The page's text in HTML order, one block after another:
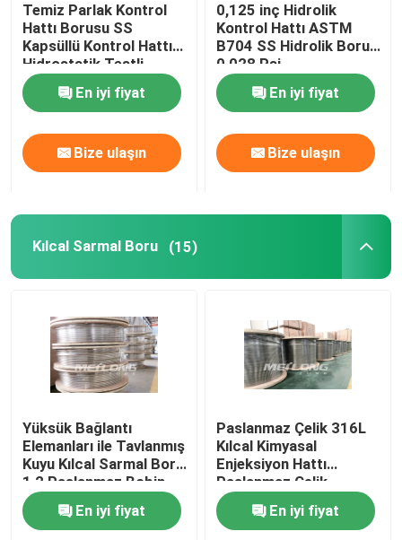
Temiz Parlak Kontrol
Hattı Borusu SS
Kapsüllü Kontrol Hattı
Hidrostatik Testli
En iyi fiyat
Bize ulaşın
0,125 inç Hidrolik
Kontrol Hattı ASTM
B704 SS Hidrolik Boru
0,028 Psi
En iyi fiyat
Bize ulaşın
Kılcal Sarmal Boru (15)
Yüksük Bağlantı
Elemanları ile Tavlanmış
Kuyu Kılcal Sarmal Boru
1 2 Paslanmaz Bobin
En iyi fiyat
Paslanmaz Çelik 316L
Kılcal Kimyasal
Enjeksiyon Hattı
Paslanmaz Çelik
Sarmal Boru
En iyi fiyat